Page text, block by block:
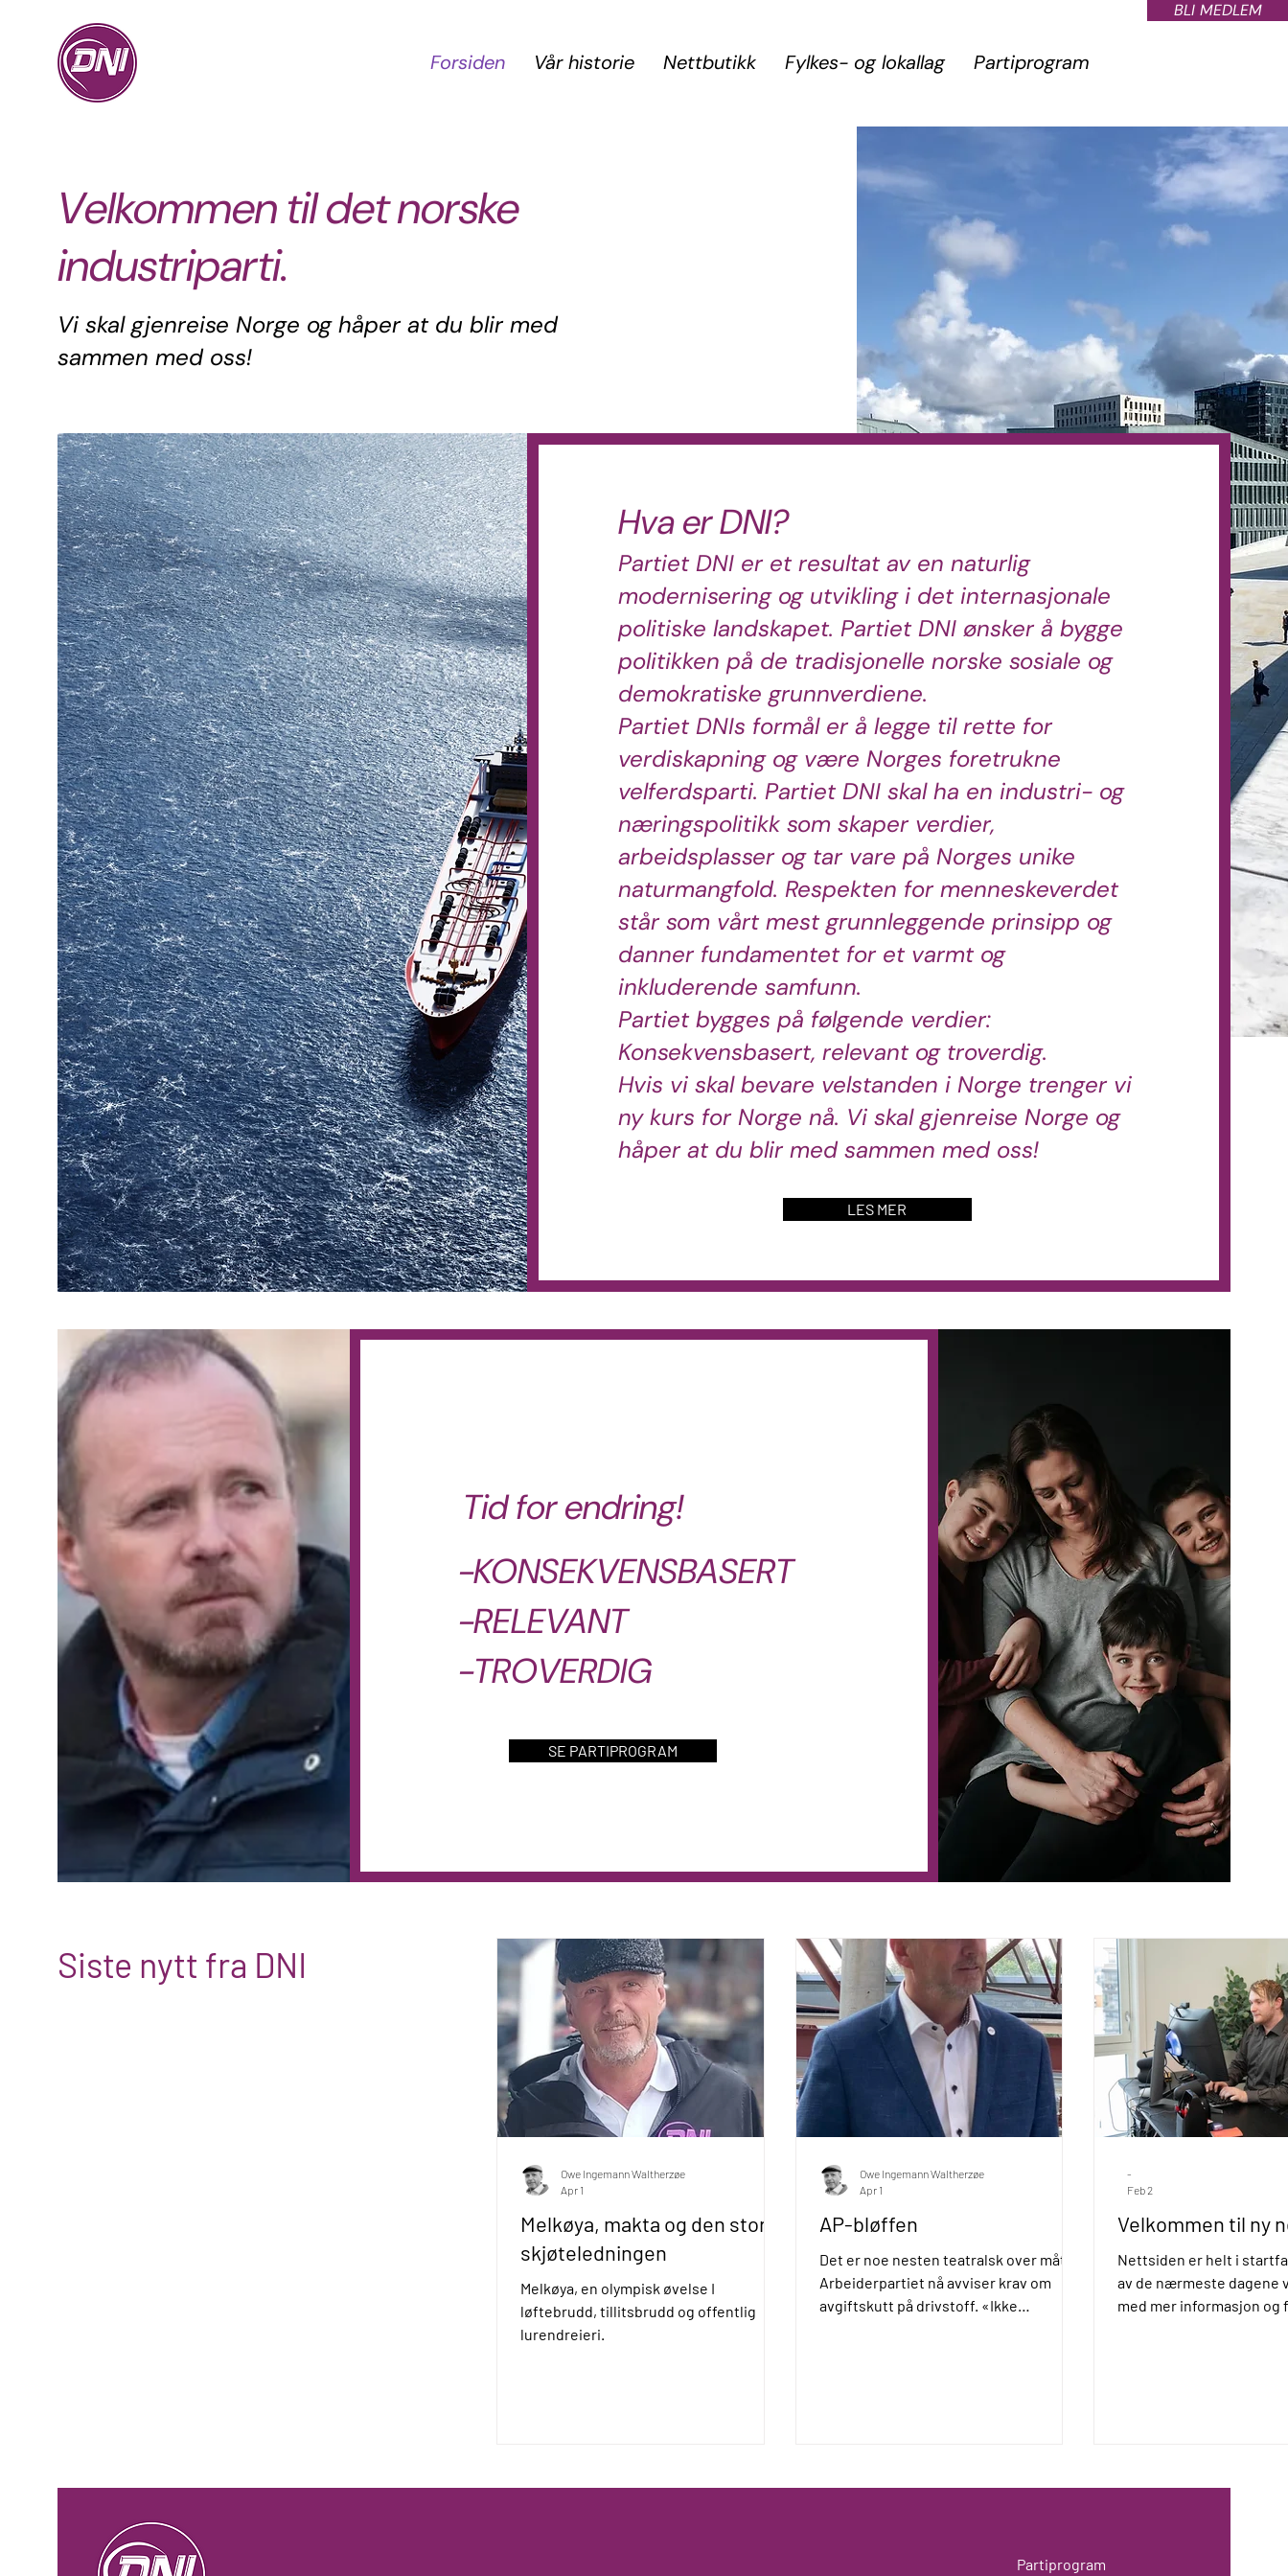
Forsiden Vår historie Nettbutikk Fylkes- og lokallag Partiprogram
BLI MEDLEM
Velkommen til det norske
industriparti.
Vi skal gjenreise Norge og håper at du blir med
sammen med oss!
Hva er DNI?
Partiet DNI er et resultat av en naturlig
modernisering og utvikling i det internasjonale
politiske landskapet. Partiet DNI ønsker å bygge
politikken på de tradisjonelle norske sosiale og
demokratiske grunnverdiene.
Partiet DNIs formål er å legge til rette for
verdiskapning og være Norges foretrukne
velferdsparti. Partiet DNI skal ha en industri- og
næringspolitikk som skaper verdier,
arbeidsplasser og tar vare på Norges unike
naturmangfold. Respekten for menneskeverdet
står som vårt mest grunnleggende prinsipp og
danner fundamentet for et varmt og
inkluderende samfunn.
Partiet bygges på følgende verdier:
Konsekvensbasert, relevant og troverdig.
Hvis vi skal bevare velstanden i Norge trenger vi
ny kurs for Norge nå. Vi skal gjenreise Norge og
håper at du blir med sammen med oss!
LES MER
Tid for endring!
-KONSEKVENSBASERT
-RELEVANT
-TROVERDIG
SE PARTIPROGRAM
Siste nytt fra DNI
Melkøya, makta og den store
skjøteledningen
Melkøya, en olympisk øvelse I
løftebrudd, tillitsbrudd og offentlig
lurendreieri.
Owe Ingemann Waltherzøe
Apr 1
AP-bløffen
Det er noe nesten teatralsk over måten
Arbeiderpartiet nå avviser krav om
avgiftskutt på drivstoff. «Ikke
Owe Ingemann Waltherzøe
Apr 1
Velkommen til ny
Nettsiden er helt i
av de nærmeste dagene
med mer informasjon og
-
Feb 2
Partiprogram